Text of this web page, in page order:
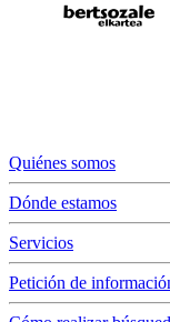
Quiénes somos
Dónde estamos
Servicios
Petición de